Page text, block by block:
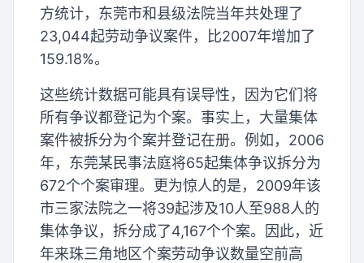
方统计，东莞市和县级法院当年共处理了
23,044起劳动争议案件，比2007年增加了
159.18%。
这些统计数据可能具有误导性，因为它们将
所有争议都登记为个案。事实上，大量集体
案件被拆分为个案并登记在册。例如，2006
年，东莞某民事法庭将65起集体争议拆分为
672个个案审理。更为惊人的是，2009年该
市三家法院之一将39起涉及10人至988人的
集体争议，拆分成了4,167个个案。因此，近
年来珠三角地区个案劳动争议数量空前高